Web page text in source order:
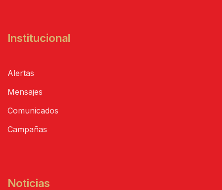
Institucional
Alertas
Mensajes
Comunicados
Campañas
Noticias